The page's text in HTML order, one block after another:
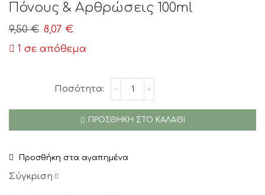
Πόνους & Αρθρώσεις 100ml
9,50€ Original
price
8,07€Η
τρέχουσα
8,07 €.
1 σε απόθεμα
Anatomic
Cryogel
Gel
για
ΠΡΟΣΘΉΚΗ ΣΤΟ ΚΑΛΆΘΙ
Προσθήκη στα αγαπημένα
Σύγκριση